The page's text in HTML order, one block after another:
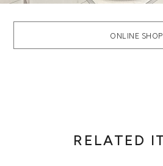
ONLINE SHOP
RELATED